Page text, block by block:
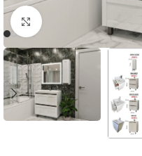
Faceți click pentru a